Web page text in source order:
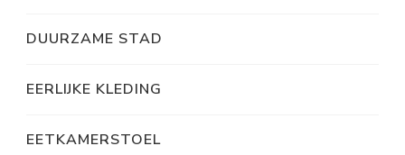
DUURZAME STAD
EERLIJKE KLEDING
EETKAMERSTOEL